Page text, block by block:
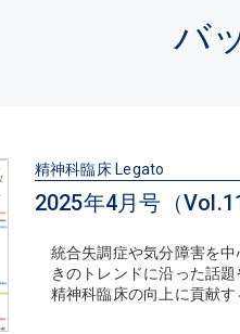
バ
精神科臨床 Legato
2025年4月号（
統合失調症や気分障害を
きのトレンドに沿った話
精神科臨床の向上に貢献す